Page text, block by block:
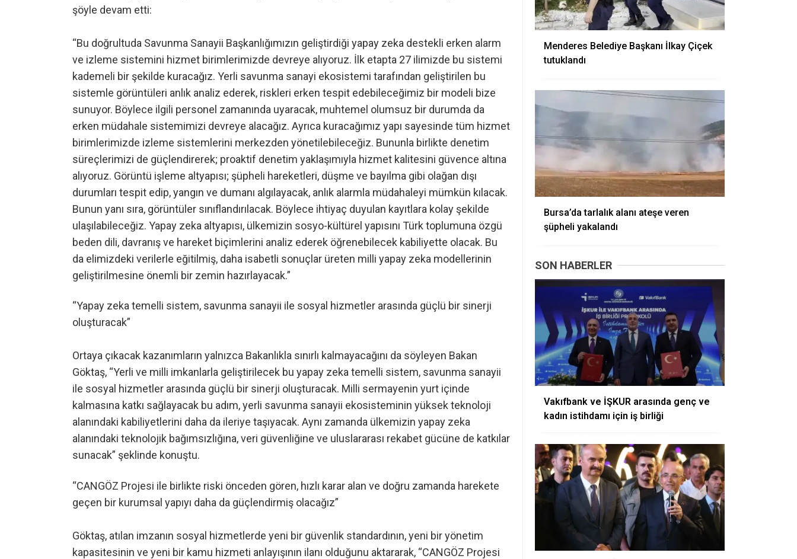
şöyle devam etti:
“Bu doğrultuda Savunma Sanayii Başkanlığımızın geliştirdiği yapay zeka destekli erken alarm
ve izleme sistemini hizmet birimlerimizde devreye alıyoruz. İlk etapta 27 ilimizde bu sistemi
kademeli bir şekilde kuracağız. Yerli savunma sanayi ekosistemi tarafından geliştirilen bu
sistemle görüntüleri anlık analiz ederek, riskleri erken tespit edebileceğimiz bir modeli bize
sunuyor. Böylece ilgili personel zamanında uyaracak, muhtemel olumsuz bir durumda da
erken müdahale sistemimizi devreye alacağız. Ayrıca kuracağımız yapı sayesinde tüm hizmet
birimlerimizde izleme sistemlerini merkezden yönetilebileceğiz. Bununla birlikte denetim
süreçlerimizi de güçlendirerek; proaktif denetim yaklaşımıyla hizmet kalitesini güvence altına
alıyoruz. Görüntü işleme altyapısı; şüpheli hareketleri, düşme ve bayılma gibi olağan dışı
durumları tespit edip, yangın ve dumanı algılayacak, anlık alarmla müdahaleyi mümkün kılacak.
Bunun yanı sıra, görüntüler sınıflandırılacak. Böylece ihtiyaç duyulan kayıtlara kolay şekilde
ulaşılabileceğiz. Yapay zeka altyapısı, ülkemizin sosyo-kültürel yapısını Türk toplumuna özgü
beden dili, davranış ve hareket biçimlerini analiz ederek öğrenebilecek kabiliyette olacak. Bu
da elimizdeki verilerle eğitilmiş, daha isabetli sonuçlar üreten milli yapay zeka modellerinin
geliştirilmesine önemli bir zemin hazırlayacak.”
“Yapay zeka temelli sistem, savunma sanayii ile sosyal hizmetler arasında güçlü bir sinerji
oluşturacak”
Ortaya çıkacak kazanımların yalnızca Bakanlıkla sınırlı kalmayacağını da söyleyen Bakan
Göktaş, “Yerli ve milli imkanlarla geliştirilecek bu yapay zeka temelli sistem, savunma sanayii
ile sosyal hizmetler arasında güçlü bir sinerji oluşturacak. Milli sermayenin yurt içinde
kalmasına katkı sağlayacak bu adım, yerli savunma sanayii ekosisteminin yüksek teknoloji
alanındaki kabiliyetlerini daha da ileriye taşıyacak. Aynı zamanda ülkemizin yapay zeka
alanındaki teknolojik bağımsızlığına, veri güvenliğine ve uluslararası rekabet gücüne de katkılar
sunacak” şeklinde konuştu.
“CANGÖZ Projesi ile birlikte riski önceden gören, hızlı karar alan ve doğru zamanda harekete
geçen bir kurumsal yapıyı daha da güçlendirmiş olacağız”
Göktaş, atılan imzanın sosyal hizmetlerde yeni bir güvenlik standardının, yeni bir yönetim
kapasitesinin ve yeni bir kamu hizmeti anlayışının ilanı olduğunu aktararak, “CANGÖZ Projesi
Menderes Belediye Başkanı İlkay Çiçek
tutuklandı
Bursa’da tarlalık alanı ateşe veren
şüpheli yakalandı
SON HABERLER
Vakıfbank ve İŞKUR arasında genç ve
kadın istihdamı için iş birliği